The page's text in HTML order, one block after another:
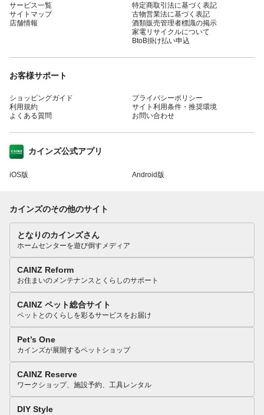
サービス一覧
サイトマップ
店舗情報
特定商取引法に基づく表記
古物営業法に基づく表記
酒類販売管理者標識の掲示
家電リサイクルについて
BtoB掛け払い申込
お客様サポート
ショッピングガイド
利用規約
よくある質問
プライバシーポリシー
サイト利用条件・推奨環境
お問い合わせ
カインズ公式アプリ
iOS版 Android版
カインズのその他のサイト
となりのカインズさん
ホームセンターを遊び倒すメディア
CAINZ Reform
お住まいのメンテナンスとくらしのサポート
CAINZ ペット総合サイト
ペットとのくらしを彩るサービスをお届け
Pet’s One
カインズが展開するペットショップ
CAINZ Reserve
ワークショップ、施設予約、工具レンタル
DIY Style